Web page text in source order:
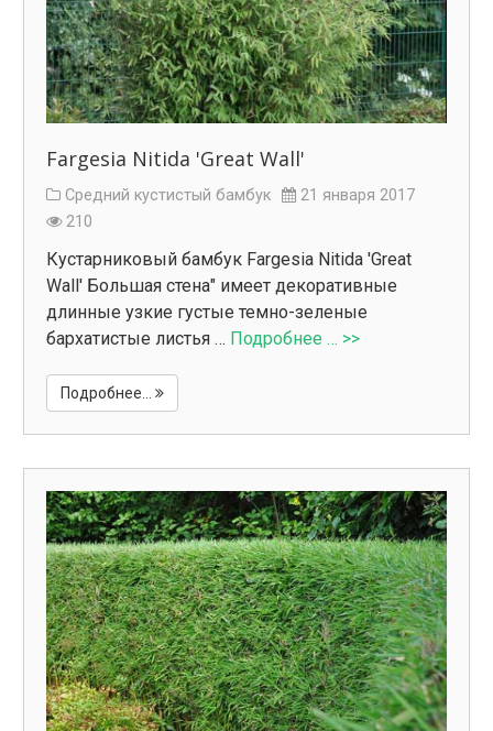
Fargesia Nitida 'Great Wall'
Средний кустистый бамбук
21 января 2017
210
Кустарниковый бамбук Fargesia Nitida 'Great
Wall' Большая стена" имеет декоративные
длинные узкие густые темно-зеленые
бархатистые листья … Подробнее … >>
Подробнее...